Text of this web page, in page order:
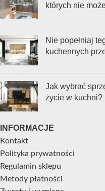
których nie
Nie popełniaj
kuchennych
Jak wybrać
życie w kuchni?
INFORMACJE
Kontakt
Polityka prywatności
Regulamin sklepu
Metody płatności